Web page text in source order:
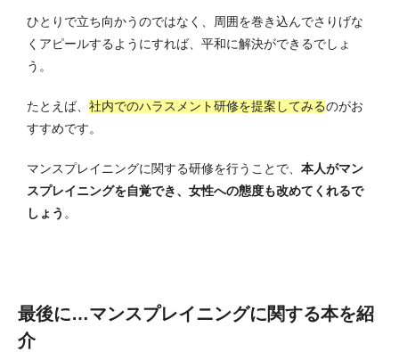
ひとりで立ち向かうのではなく、周囲を巻き込んでさりげな
くアピールするようにすれば、平和に解決ができるでしょ
う。
たとえば、 社内でのハラスメント研修を提案してみるのがお
すすめです。
マンスプレイニングに関する研修を行うことで、 本人がマン
スプレイニングを自覚でき、女性への態度も改めてくれるで
しょう 。
最後に…マンスプレイニングに関する本を紹
介